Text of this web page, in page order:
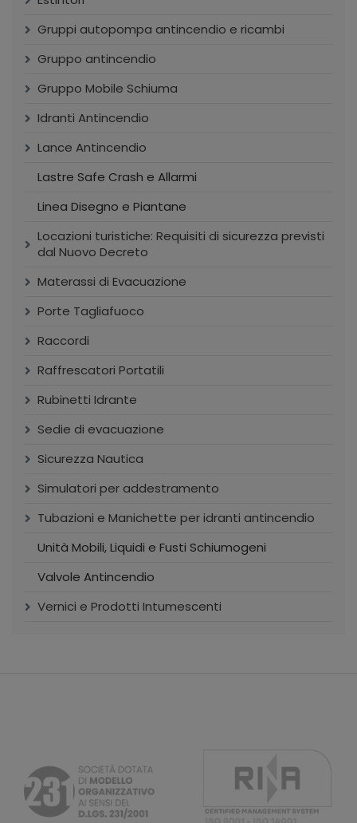
Gruppi autopompa antincendio e ricambi
Gruppo antincendio
Gruppo Mobile Schiuma
Idranti Antincendio
Lance Antincendio
Lastre Safe Crash e Allarmi
Linea Disegno e Piantane
Locazioni turistiche: Requisiti di sicurezza previsti
dal Nuovo Decreto
Materassi di Evacuazione
Porte Tagliafuoco
Raccordi
Raffrescatori Portatili
Rubinetti Idrante
Sedie di evacuazione
Sicurezza Nautica
Simulatori per addestramento
Tubazioni e Manichette per idranti antincendio
Unità Mobili, Liquidi e Fusti Schiumogeni
Valvole Antincendio
Vernici e Prodotti Intumescenti